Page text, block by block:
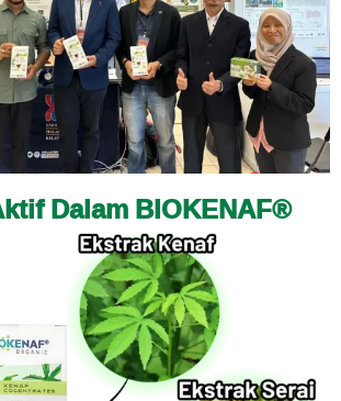
Dalam BIOKENAF®